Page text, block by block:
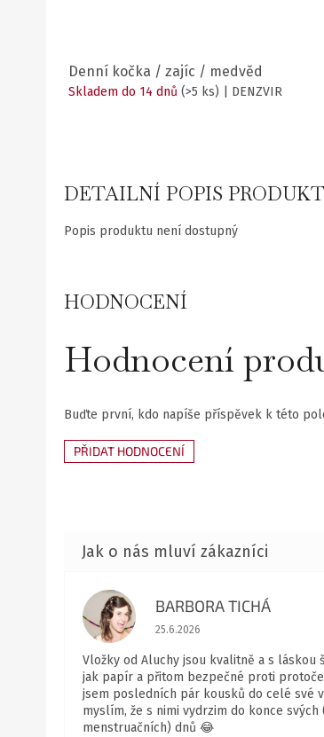
Denní kočka / zajíc / medvěd
Skladem do 14 dnů (>5 ks) | DENZVIR
DETAILNÍ POPIS
Popis produktu není dostupný
HODNOCENÍ
Hodnocení
Buďte první, kdo napíše příspěvek k této
PŘIDAT HODNOCENÍ
BT BARBORA TICHÁ
Hodnocení obchodu je 5 z 5
25.6.2026
Vložky od Aluchy jsou kvalitně a s láskou
jak papír a přitom bezpečné proti
jsem posledních pár kousků do celé své
myslím, že s nimi vydrzim do konce svých
menstruačních) dnů 😂